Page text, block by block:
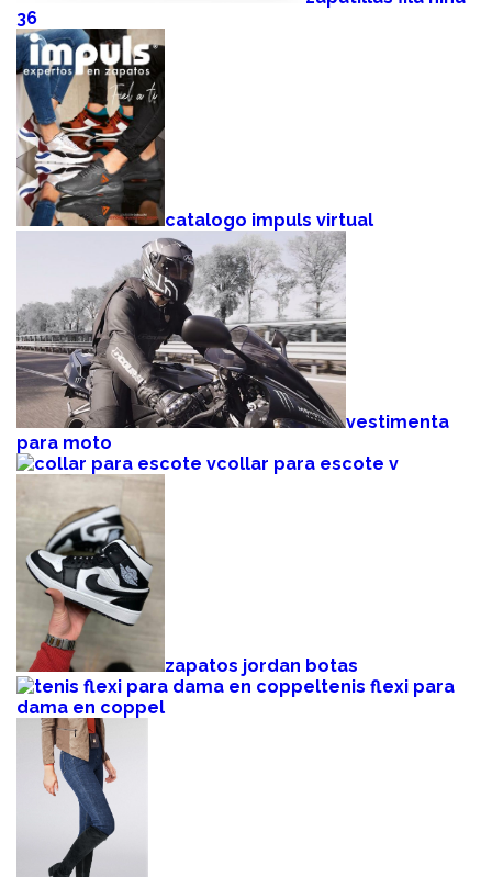
36
catalogo impuls virtual
vestimenta
para moto
collar para escote v
zapatos jordan botas
tenis flexi para
dama en coppel